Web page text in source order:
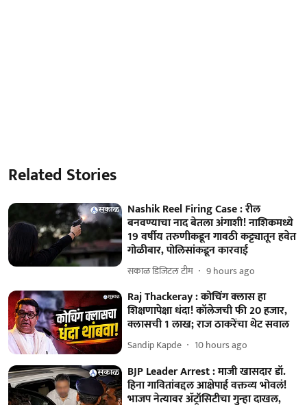
Related Stories
Nashik Reel Firing Case : रील
बनवण्याचा नाद बेतला अंगाशी! नाशिकमध्ये
19 वर्षीय तरुणीकडून गावठी कट्ट्यातून हवेत
गोळीबार, पोलिसांकडून कारवाई
सकाळ डिजिटल टीम 9 hours ago
Raj Thackeray : कोचिंग क्लास हा
शिक्षणापेक्षा धंदा! कॉलेजची फी 20 हजार,
क्लासची 1 लाख; राज ठाकरेंचा थेट सवाल
Sandip Kapde 10 hours ago
BJP Leader Arrest : माजी खासदार डॉ.
हिना गावितांबद्दल आक्षेपार्ह वक्तव्य भोवलं!
भाजप नेत्यावर ॲट्रॉसिटीचा गुन्हा दाखल,